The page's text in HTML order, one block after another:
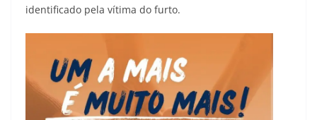
identificado pela vítima do furto.